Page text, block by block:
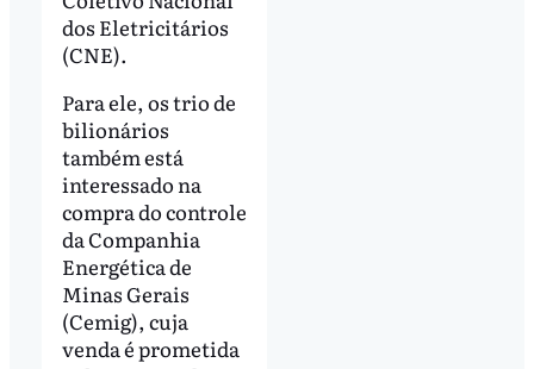
dos Eletricitários
(CNE).
Para ele, os trio de
bilionários
também está
interessado na
compra do controle
da Companhia
Energética de
Minas Gerais
(Cemig), cuja
venda é prometida